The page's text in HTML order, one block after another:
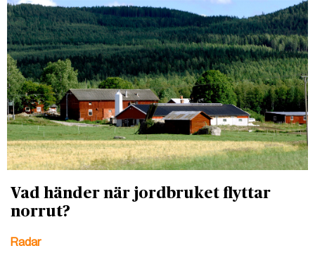
Vad händer när jordbruket flyttar
norrut?
Radar